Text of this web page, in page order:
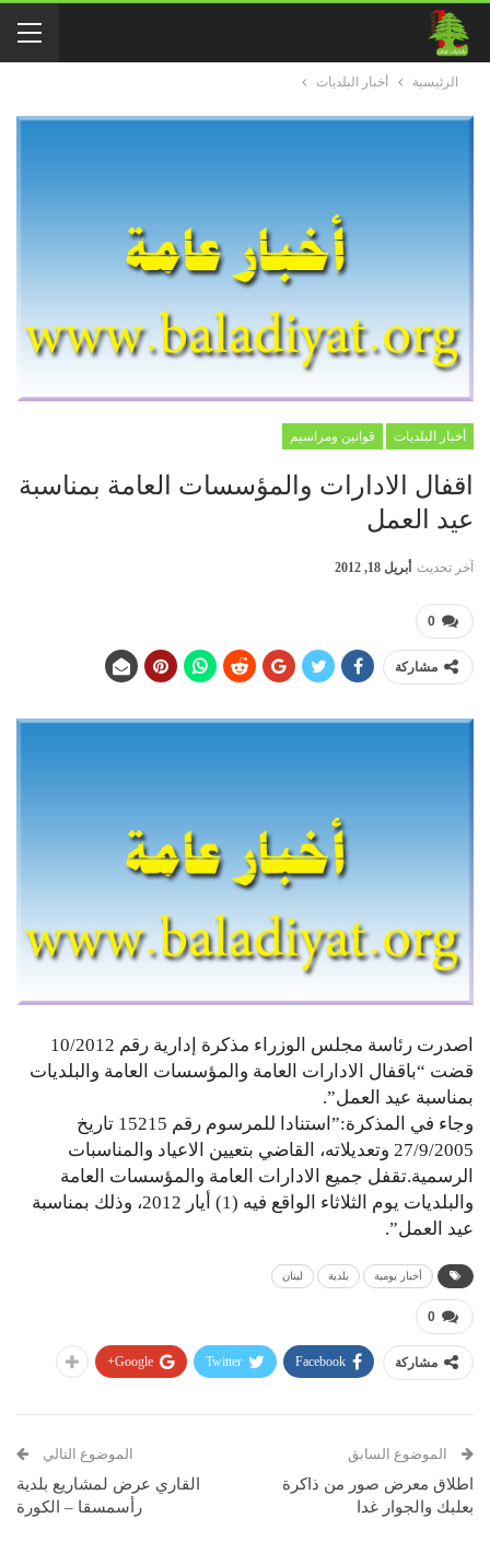
الرئيسية أخبار البلديات
أخبار البلديات قوانين ومراسيم
اقفال الادارات والمؤسسات العامة بمناسبة
عيد العمل
آخر تحديث أبريل 18, 2012
0
مشاركة
اصدرت رئاسة مجلس الوزراء مذكرة إدارية رقم 10/2012
قضت “باقفال الادارات العامة والمؤسسات العامة والبلديات
بمناسبة عيد العمل”.
وجاء في المذكرة:”استنادا للمرسوم رقم 15215 تاريخ
27/9/2005 وتعديلاته، القاضي بتعيين الاعياد والمناسبات
الرسمية.تقفل جميع الادارات العامة والمؤسسات العامة
والبلديات يوم الثلاثاء الواقع فيه (1) أيار 2012، وذلك بمناسبة
عيد العمل”.
أخبار يومية بلدية لبنان
0
مشاركة Facebook
Twitter
Google+
الموضوع السابق
اطلاق معرض صور من ذاكرة
بعلبك والجوار غدا
الموضوع التالي
القاري عرض لمشاريع بلدية
رأسمسقا – الكورة